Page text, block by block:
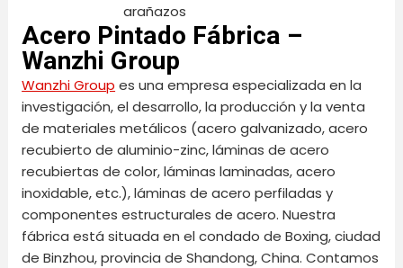
arañazos
Acero Pintado Fábrica –
Wanzhi Group
Wanzhi Group es una empresa especializada en la
investigación, el desarrollo, la producción y la venta
de materiales metálicos (acero galvanizado, acero
recubierto de aluminio-zinc, láminas de acero
recubiertas de color, láminas laminadas, acero
inoxidable, etc.), láminas de acero perfiladas y
componentes estructurales de acero. Nuestra
fábrica está situada en el condado de Boxing, ciudad
de Binzhou, provincia de Shandong, China. Contamos